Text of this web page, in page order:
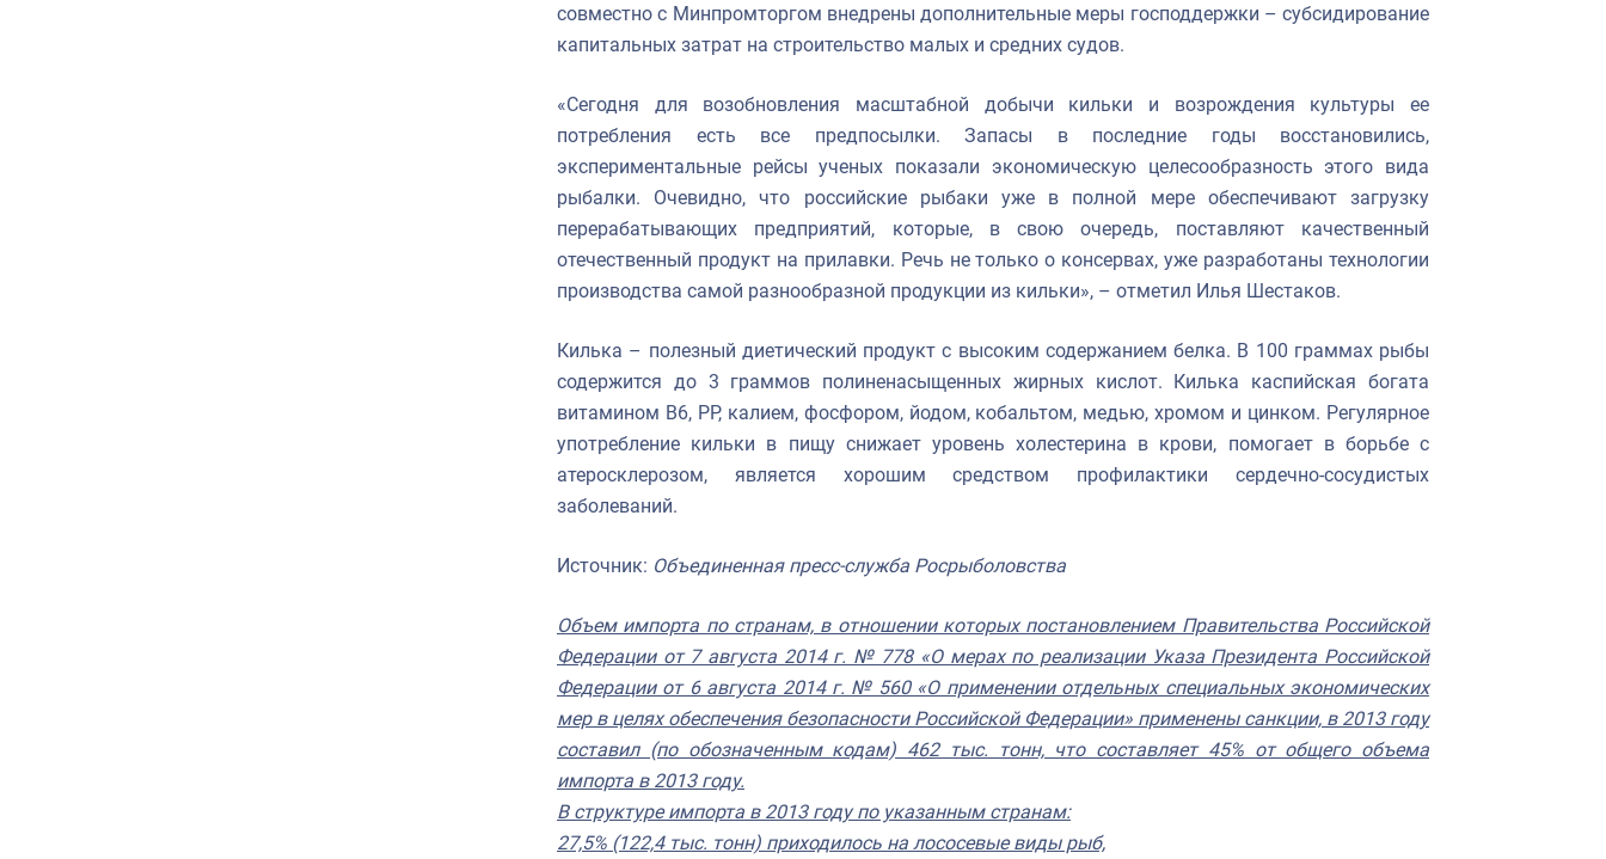
совместно с Минпромторгом внедрены дополнительные меры господдержки – субсидирование
капитальных затрат на строительство малых и средних судов.
«Сегодня для возобновления масштабной добычи кильки и возрождения культуры ее
потребления есть все предпосылки. Запасы в последние годы восстановились,
экспериментальные рейсы ученых показали экономическую целесообразность этого вида
рыбалки. Очевидно, что российские рыбаки уже в полной мере обеспечивают загрузку
перерабатывающих предприятий, которые, в свою очередь, поставляют качественный
отечественный продукт на прилавки. Речь не только о консервах, уже разработаны технологии
производства самой разнообразной продукции из кильки», – отметил Илья Шестаков.
Килька – полезный диетический продукт с высоким содержанием белка. В 100 граммах рыбы
содержится до 3 граммов полиненасыщенных жирных кислот. Килька каспийская богата
витамином B6, PP, калием, фосфором, йодом, кобальтом, медью, хромом и цинком. Регулярное
употребление кильки в пищу снижает уровень холестерина в крови, помогает в борьбе с
атеросклерозом, является хорошим средством профилактики сердечно-сосудистых
заболеваний.
Источник: Объединенная пресс-служба Росрыболовства
Объем импорта по странам, в отношении которых постановлением Правительства Российской
Федерации от 7 августа 2014 г. № 778 «О мерах по реализации Указа Президента Российской
Федерации от 6 августа 2014 г. № 560 «О применении отдельных специальных экономических
мер в целях обеспечения безопасности Российской Федерации» применены санкции, в 2013 году
составил (по обозначенным кодам) 462 тыс. тонн, что составляет 45% от общего объема
импорта в 2013 году.
В структуре импорта в 2013 году по указанным странам:
27,5% (122,4 тыс. тонн) приходилось на лососевые виды рыб,